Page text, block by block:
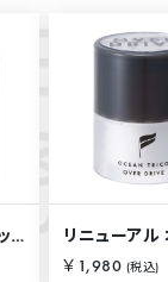
リニューアル ジェット 80g【詰替用】
￥1,980 (税込)
O
C
E
A
N
I
T
E
M